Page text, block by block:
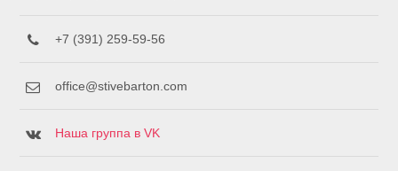
+7 (391) 259-59-56
office@stivebarton.com
Наша группа в VK